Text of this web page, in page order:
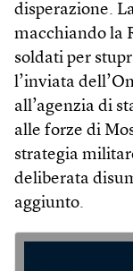
disperazione.
macchiando la
soldati per
l’inviata
all’agenzia di
alle forze di
strategia
deliberata
aggiunto.